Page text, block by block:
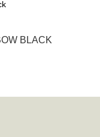
BLACK